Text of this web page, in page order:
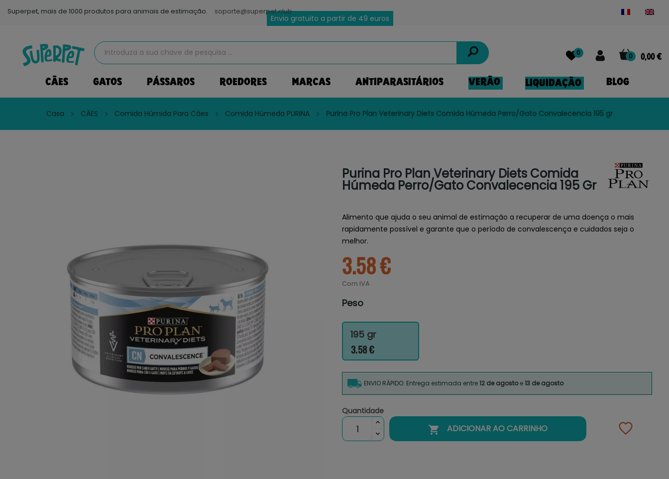
Superpet, mais de 1000 produtos para animais de estimação. soporte@superpet.club
Envio gratuito a partir de 49 euros
0 0,00 €
0
CÃES GATOS PÁSSAROS ROEDORES MARCAS ANTIPARASITÁRIOS VERÃO LIQUIDAÇÃO BLOG
Casa CÃES Comida Húmida Para Câes Comida Húmeda PURINA Purina Pro Plan Veterinary Diets Comida Húmeda Perro/Gato Convalecencia 195 gr
Purina Pro Plan Veterinary Diets Comida
Húmeda Perro/Gato Convalecencia 195 Gr
Alimento que ajuda o seu animal de estimação a recuperar de uma doença o mais
rapidamente possível e garante que o período de convalescença e cuidados seja o
melhor.
3.58 €
Com IVA
Peso
195 gr
3.58 €
ENVIO RÁPIDO: Entrega estimada entre12 de agostoe13 de agosto
Quantidade
 ADICIONAR AO CARRINHO